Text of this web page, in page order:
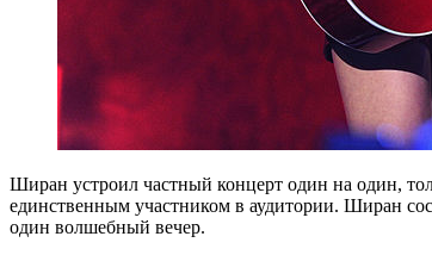
Ширан устроил частный концерт один на один,
единственным участником в аудитории. Ширан
один волшебный вечер.